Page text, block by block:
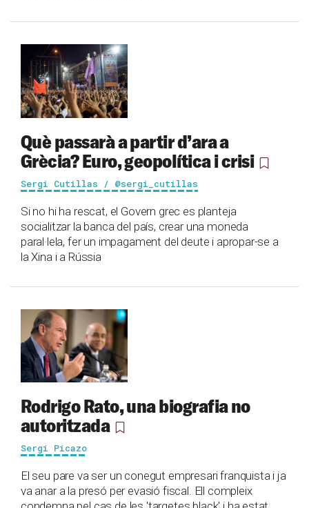
Què passarà a partir d’ara a
Grècia? Euro, geopolítica i crisi
Sergi Cutillas / @sergi_cutillas
Si no hi ha rescat, el Govern grec es planteja
socialitzar la banca del país, crear una moneda
paral·lela, fer un impagament del deute i apropar-se a
la Xina i a Rússia
Rodrigo Rato, una biografia no
autoritzada
Sergi Picazo
El seu pare va ser un conegut empresari franquista i ja
va anar a la presó per evasió fiscal. Ell compleix